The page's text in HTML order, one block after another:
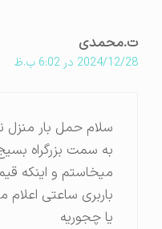
ت.محمدی
2024/12/28 در 6:02 ب.ظ
سلام حمل بار منزل نبرد
به سمت بزرگراه بسیج رو
میخاستم و اینکه قیمت
باربری ساعتی اعلام میشه
یا چجوریه